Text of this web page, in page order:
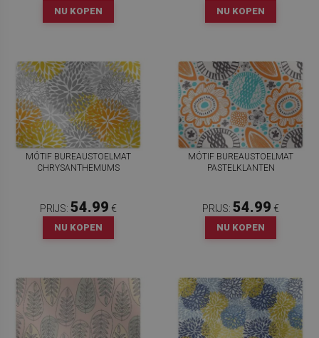
NU KOPEN NU KOPEN
MÓTIF BUREAUSTOELMAT
CHRYSANTHEMUMS
PRIJS: 54.99 €
NU KOPEN
MÓTIF BUREAUSTOELMAT
PASTELKLANTEN
PRIJS: 54.99 €
NU KOPEN